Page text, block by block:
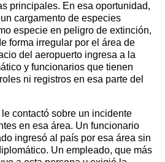
principales. En esa oportunidad,
cargamento de especies
especie en peligro de extinción,
forma irregular por el área de
del aeropuerto ingresa a la
y funcionarios que tienen
ni registros en esa parte del
contactó sobre un incidente
en esa área. Un funcionario
ingresó al país por esa área sin
Un empleado, que más